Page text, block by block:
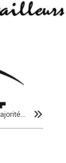
30 janvier
que